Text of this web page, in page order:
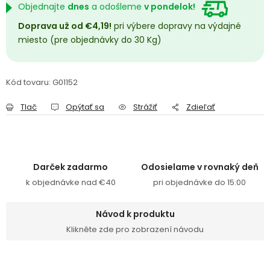
Přihlášení Registrace
Objednajte dnes a odošleme v pondelok!
Doprava už od €4,19! pri výbere dopravy na výdajné
miesto (pre objednávky do 30 Kg)
Kód tovaru: G01152
Tlač Opýtať sa Strážiť Zdieľať
Darček zadarmo
k objednávke nad €40
Odosielame v rovnaký deň
pri objednávke do 15:00
Návod k produktu
Klikněte zde pro zobrazení návodu